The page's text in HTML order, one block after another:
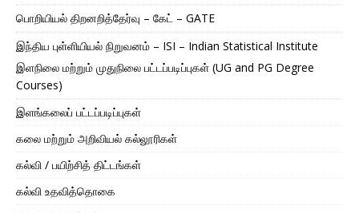
பொறியியல் திறனறித்தேர்வு – கேட் – GATE
இந்திய புள்ளியியல் நிறுவனம் – ISI – Indian Statistical Institute
இளநிலை மற்றும் முதுநிலை பட்டப்படிப்புகள் (UG and PG Degree
Courses)
இளங்கலைப் பட்டப்படிப்புகள்
கலை மற்றும் அறிவியல் கல்லூரிகள்
கல்வி / பயிற்சித் திட்டங்கள்
கல்வி உதவித்தொகை